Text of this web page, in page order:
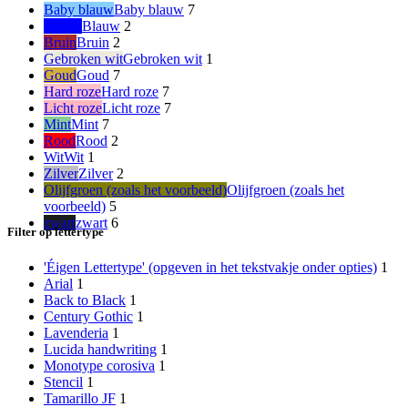
Baby blauwBaby blauw 7
Blauw 2
BruinBruin 2
Gebroken witGebroken wit 1
GoudGoud 7
Hard rozeHard roze 7
Licht rozeLicht roze 7
MintMint 7
RoodRood 2
WitWit 1
ZilverZilver 2
Olijfgroen (zoals het voorbeeld)Olijfgroen (zoals het
voorbeeld) 5
zwartzwart 6
Filter op lettertype
'Éigen Lettertype' (opgeven in het tekstvakje onder opties) 1
Arial 1
Back to Black 1
Century Gothic 1
Lavenderia 1
Lucida handwriting 1
Monotype corosiva 1
Stencil 1
Tamarillo JF 1